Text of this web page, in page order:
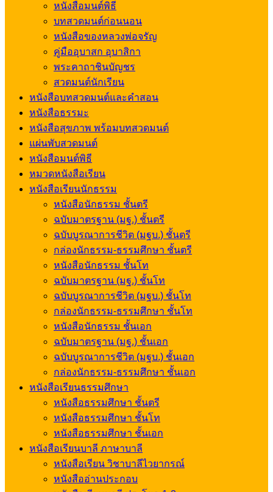
หนังสือมนต์พิธี
บทสวดมนต์ก่อนนอน
หนังสือของหลวงพ่อจรัญ
คู่มืออุบาสก อุบาสิกา
พระคาถาชินบัญชร
สวดมนต์นักเรียน
หนังสือบทสวดมนต์และคำสอน
หนังสือธรรมะ
หนังสือสุขภาพ พร้อมบทสวดมนต์
แผ่นพับสวดมนต์
หนังสือมนต์พิธี
หมวดหนังสือเรียน
หนังสือเรียนนักธรรม
หนังสือนักธรรม ชั้นตรี
ฉบับมาตรฐาน (มฐ.) ชั้นตรี
ฉบับบูรณาการชีวิต (มฐบ.) ชั้นตรี
กล่องนักธรรม-ธรรมศึกษา ชั้นตรี
หนังสือนักธรรม ชั้นโท
ฉบับมาตรฐาน (มฐ.) ชั้นโท
ฉบับบูรณาการชีวิต (มฐบ.) ชั้นโท
กล่องนักธรรม-ธรรมศึกษา ชั้นโท
หนังสือนักธรรม ชั้นเอก
ฉบับมาตรฐาน (มฐ.) ชั้นเอก
ฉบับบูรณาการชีวิต (มฐบ.) ชั้นเอก
กล่องนักธรรม-ธรรมศึกษา ชั้นเอก
หนังสือเรียนธรรมศึกษา
หนังสือธรรมศึกษา ชั้นตรี
หนังสือธรรมศึกษา ชั้นโท
หนังสือธรรมศึกษา ชั้นเอก
หนังสือเรียนบาลี ภาษาบาลี
หนังสือเรียน วิชาบาลีไวยากรณ์
หนังสืออ่านประกอบ